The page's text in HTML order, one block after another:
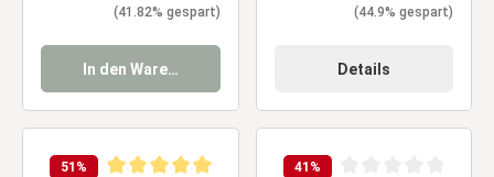
(41.82% gespart)
In den Warenkorb
(44.9% gespart)
Details
51 % 41 %